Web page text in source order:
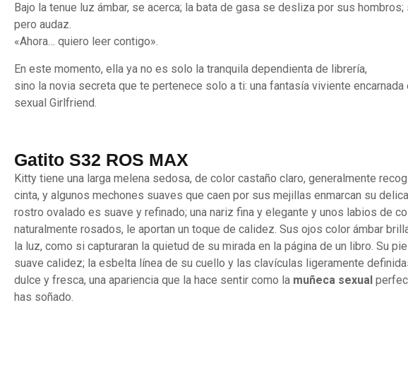
Bajo la tenue luz ámbar, se acerca; la bata de gasa se desliza por sus
pero audaz.
«Ahora… quiero leer contigo».
En este momento, ella ya no es solo la tranquila dependienta de librería,
sino la novia secreta que te pertenece solo a ti: una fantasía viviente encarnada
sexual Girlfriend.
Gatito S32 ROS MAX
Kitty tiene una larga melena sedosa, de color castaño claro, generalmente
cinta, y algunos mechones suaves que caen por sus mejillas enmarcan su
rostro ovalado es suave y refinado; una nariz fina y elegante y unos labios de
naturalmente rosados, le aportan un toque de calidez. Sus ojos color ámbar
la luz, como si capturaran la quietud de su mirada en la página de un libro. Su
suave calidez; la esbelta línea de su cuello y las clavículas ligeramente
dulce y fresca, una apariencia que la hace sentir como la muñeca sexual
has soñado.